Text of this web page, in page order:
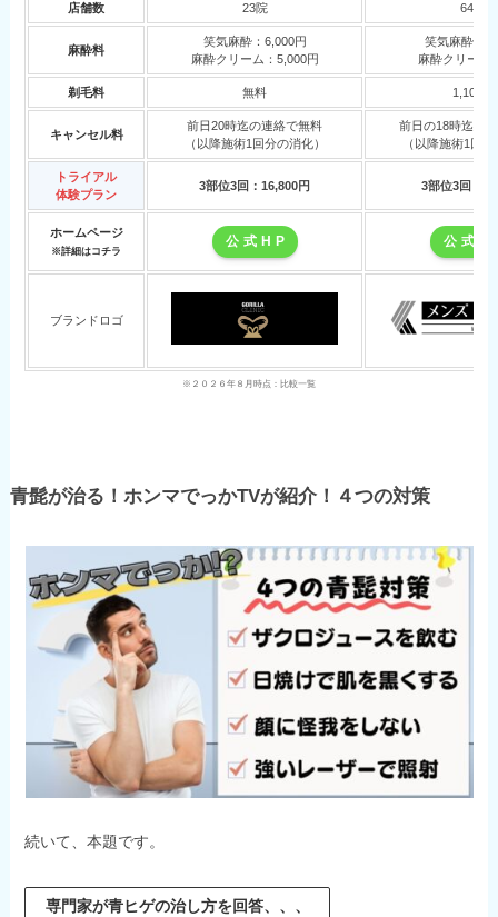
店舗数 23院 64院
麻酔料
笑気麻酔：6,000円
麻酔クリーム：5,000円
笑気麻酔：
麻酔クリーム
剃毛料 無料 1,100円
キャンセル料
前日20時迄の連絡で無料
（以降施術1回分の消化）
前日の18時迄に
（以降施術1回
トライアル
体験プラン
3部位3回：16,800円 3部位3回：
ホームページ
※詳細はコチラ
公 式 H P 公 式 H
ブランドロゴ
※２０２６年８月時点：比較一覧
青髭が治る！ホンマでっかTVが紹介！４つの対策
続いて、本題です。
専門家が青ヒゲの治し方を回答、、、